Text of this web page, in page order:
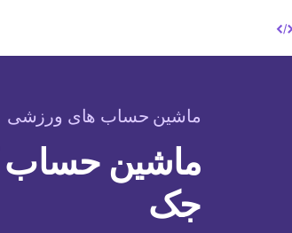
ماشین حساب های ورزشی
ماشین حساب
جک